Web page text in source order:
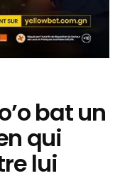
bat un
qui
lui